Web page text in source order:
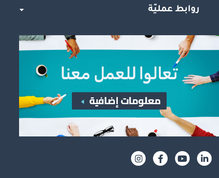
روابط عمليّة